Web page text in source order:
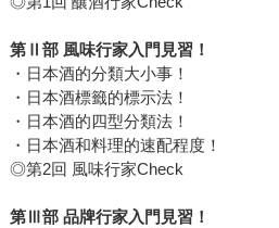
第Ⅱ部 風味行家入門見習！
・日本酒的分類大小事！
・日本酒標籤的標示法！
・日本酒的四型分類法！
・日本酒和料理的速配程度！
◎第2回 風味行家Check
第Ⅲ部 品牌行家入門見習！